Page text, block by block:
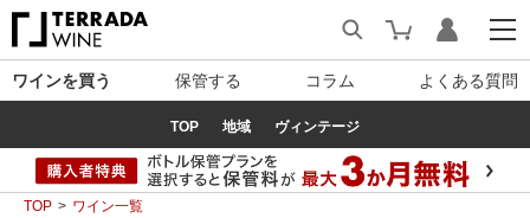
ワインを買う 保管する コラム よくある質問
TOP 地域 ヴィンテージ
TOP ワイン一覧